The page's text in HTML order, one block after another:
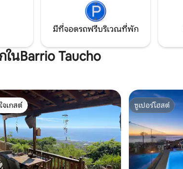
มครองบนมือถือและความวุ่นวาย
ง
มีที่จอดรถฟรีบริเวณที่พัก
นBarrio Taucho
จเกสต์
จเกสต์
ซูเปอร์โฮสต์
ซูเปอร์โฮสต์